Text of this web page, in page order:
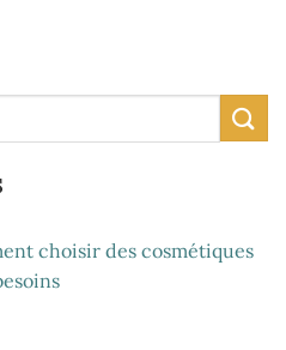
choisir des cosmétiques